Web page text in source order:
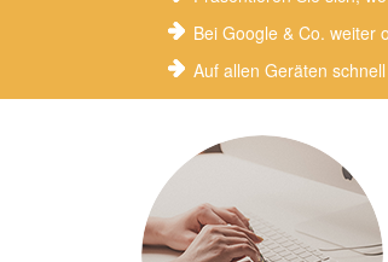
Bei Google & Co. weiter
Auf allen Geräten